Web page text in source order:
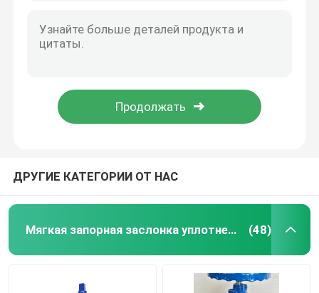
ДРУГИЕ КАТЕГОРИИ ОТ НАС
Мягкая запорная заслонка уплотнения (48)